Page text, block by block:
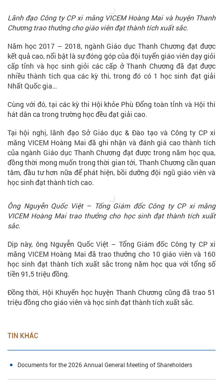
Lãnh đạo Công ty CP xi măng VICEM Hoàng Mai và huyện Thanh
Chương trao thưởng cho giáo viên đạt thành tích xuất sắc.
Năm học 2017 – 2018, ngành Giáo dục Thanh Chương đạt được
kết quả cao, nổi bật là sự đóng góp của đội tuyển giáo viên dạy giỏi
cấp tỉnh và học sinh giỏi các cấp ở Thanh Chương đã đạt được
nhiều thành tích qua các kỳ thi, trong đó có 1 học sinh đạt giải
Nhất Quốc gia…
Cùng với đó, tại các kỳ thi Hội khỏe Phù Đổng toàn tỉnh và Hội thi
hát dân ca trong trường học đều đạt giải cao.
Tại hội nghị, lãnh đạo Sở Giáo dục & Đào tạo và Công ty CP xi
măng VICEM Hoàng Mai đã ghi nhận và đánh giá cao thành tích
của ngành Giáo dục Thanh Chương đạt được trong năm học qua,
đồng thời mong muốn trong thời gian tới, Thanh Chương cần quan
tâm, đầu tư hơn nữa để phát hiện, bồi dưỡng đội ngũ giáo viên và
học sinh đạt thành tích cao.
Ông Nguyễn Quốc Việt – Tổng Giám đốc Công ty CP xi măng
VICEM Hoàng Mai trao thưởng cho học sinh đạt thành tích xuất
sắc.
Dịp này, ông Nguyễn Quốc Việt – Tổng Giám đốc Công ty CP xi
măng VICEM Hoàng Mai đã trao thưởng cho 10 giáo viên và 160
học sinh đạt thành tích xuất sắc trong năm học qua với tổng số
tiền 91,5 triệu đồng.
Đồng thời, Hội Khuyến học huyện Thanh Chương cũng đã trao 51
triệu đồng cho giáo viên và học sinh đạt thành tích xuất sắc.
TIN KHÁC
Documents for the 2026 Annual General Meeting of Shareholders